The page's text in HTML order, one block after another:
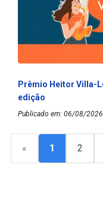
Prêmio Heitor Villa-
edição
Publicado em: 06/08/2026
« 1 2